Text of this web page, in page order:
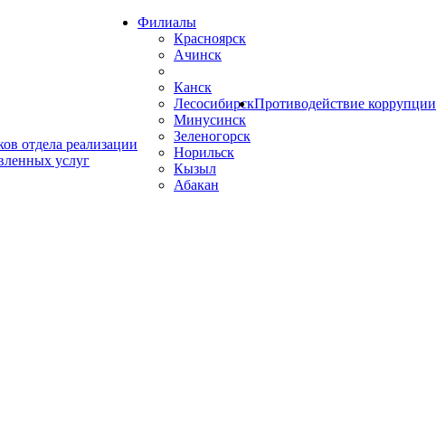
отдела реализации
услуг
Филиалы
Красноярск
Ачинск
Канск
Лесосибирск
Минусинск
Зеленогорск
Норильск
Кызыл
Абакан
Противодействие коррупции